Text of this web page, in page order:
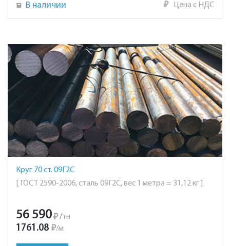
В наличии ₽ Цена с НДС
Круг 70 ст. 09Г2С
[ ГОСТ 2590-2006, сталь 09Г2С, вес 1 метра = 31,12 кг ]
56 590₽ /тн
1761.08 ₽/м